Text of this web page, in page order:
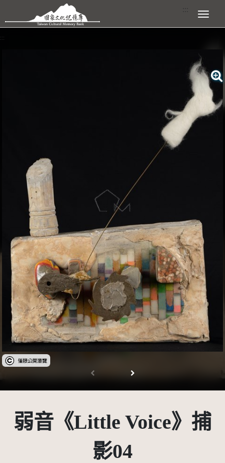
跳到主要內容區塊 展開選單
:::
受著作權法保護-僅限於本平台有限度公開瀏覽
弱音《Little Voice》捕
影04